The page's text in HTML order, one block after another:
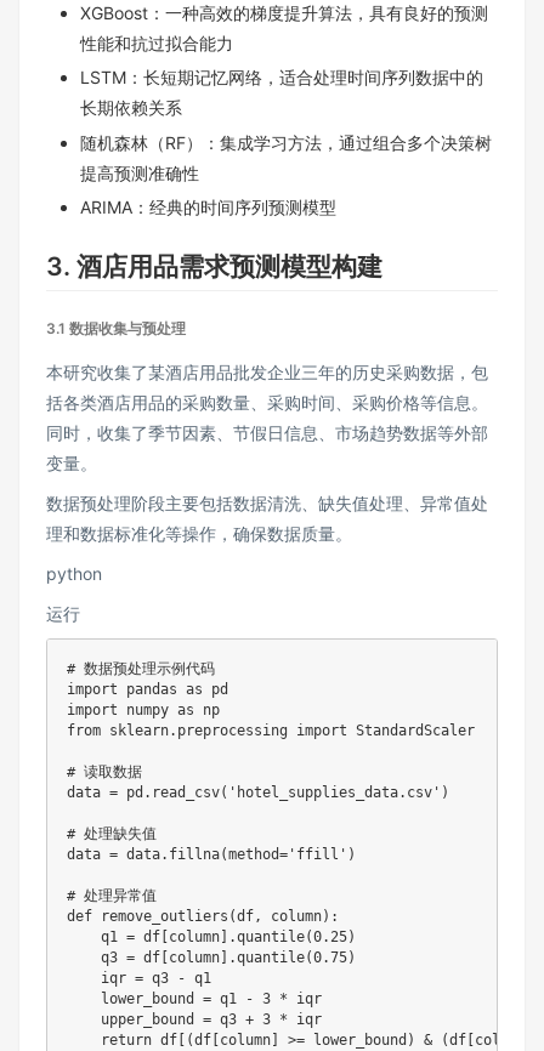
XGBoost：一种高效的梯度提升算法，具有良好的预测
性能和抗过拟合能力
LSTM：长短期记忆网络，适合处理时间序列数据中的
长期依赖关系
随机森林（RF）：集成学习方法，通过组合多个决策树
提高预测准确性
ARIMA：经典的时间序列预测模型
3. 酒店用品需求预测模型构建
3.1 数据收集与预处理
本研究收集了某酒店用品批发企业三年的历史采购数据，包
括各类酒店用品的采购数量、采购时间、采购价格等信息。
同时，收集了季节因素、节假日信息、市场趋势数据等外部
变量。
数据预处理阶段主要包括数据清洗、缺失值处理、异常值处
理和数据标准化等操作，确保数据质量。
python
运行
# 数据预处理示例代码
import pandas as pd
import numpy as np
from sklearn.preprocessing import StandardScaler
# 读取数据
data = pd.read_csv('hotel_supplies_data.csv')
# 处理缺失值
data = data.fillna(method='ffill')
# 处理异常值
def remove_outliers(df, column):
    q1 = df[column].quantile(0.25)
    q3 = df[column].quantile(0.75)
    iqr = q3 - q1
    lower_bound = q1 - 3 * iqr
    upper_bound = q3 + 3 * iqr
return df[(df[column] >= lower_bound) & (df[column]